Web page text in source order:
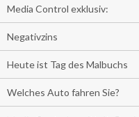
Media Control exklusiv:
Negativzins
Heute ist Tag des Malbuchs
Welches Auto fahren Sie?